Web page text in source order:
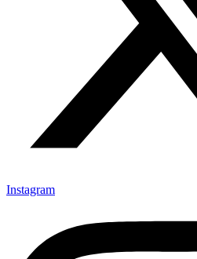
Instagram